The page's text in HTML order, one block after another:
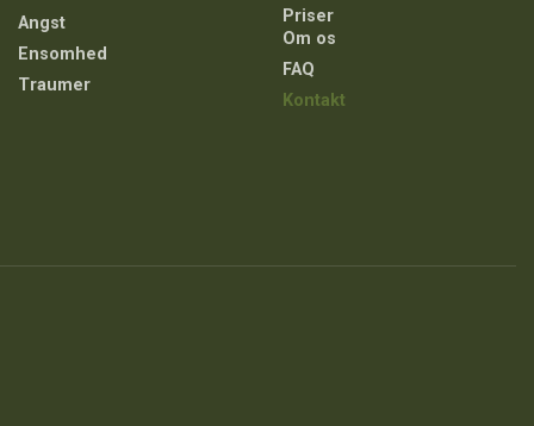
Angst
Ensomhed
Traumer
Priser
Om os
FAQ
Kontakt